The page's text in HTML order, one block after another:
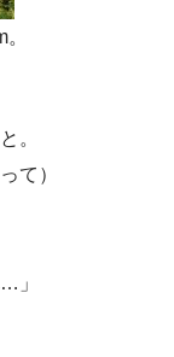
。
て）
」